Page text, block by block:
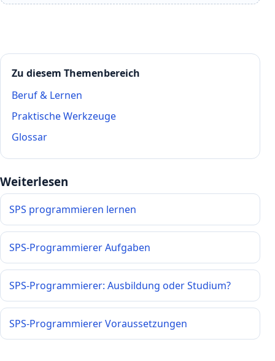
Zu diesem Themenbereich
Beruf & Lernen
Praktische Werkzeuge
Glossar
Weiterlesen
SPS programmieren lernen
SPS-Programmierer Aufgaben
SPS-Programmierer: Ausbildung oder Studium?
SPS-Programmierer Voraussetzungen